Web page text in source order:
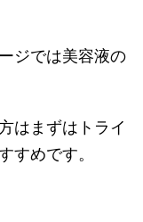
ジでは美容液の
はまずはトライ
すめです。